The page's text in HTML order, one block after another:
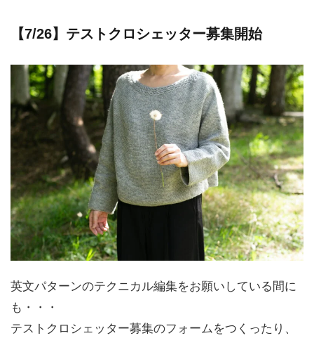
【7/26】テストクロシェッター募集開始
英文パターンのテクニカル編集をお願いしている間に
も・・・
テストクロシェッター募集のフォームをつくったり、